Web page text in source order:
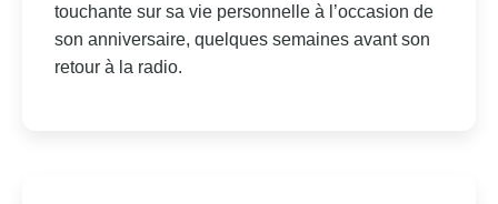
touchante sur sa vie personnelle à l’occasion de
son anniversaire, quelques semaines avant son
retour à la radio.